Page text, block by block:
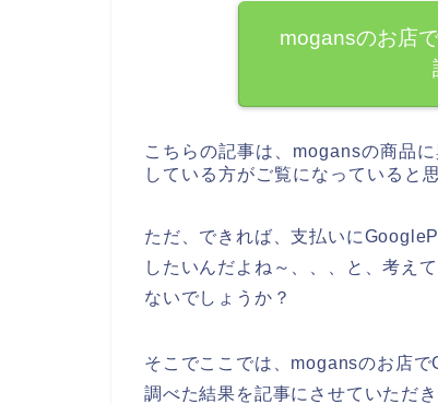
mogansのお店
こちらの記事は、mogansの商品
している方がご覧になっていると
ただ、できれば、支払いに
したいんだよね～、、、と、考え
ないでしょうか？
そこでここでは、mogansのお店
調べた結果を記事にさせていただき